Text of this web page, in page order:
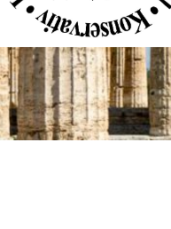
Liberal
Konservativ
Lesen